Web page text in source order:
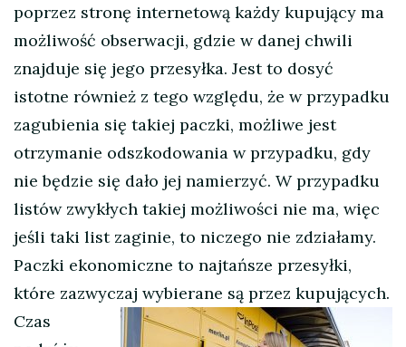
poprzez stronę internetową każdy kupujący ma
możliwość obserwacji, gdzie w danej chwili
znajduje się jego przesyłka. Jest to dosyć
istotne również z tego względu, że w przypadku
zagubienia się takiej paczki, możliwe jest
otrzymanie odszkodowania w przypadku, gdy
nie będzie się dało jej namierzyć. W przypadku
listów zwykłych takiej możliwości nie ma, więc
jeśli taki list zaginie, to niczego nie zdziałamy.
Paczki ekonomiczne to najtańsze przesyłki,
które zazwyczaj wybierane są przez kupujących.
Czas